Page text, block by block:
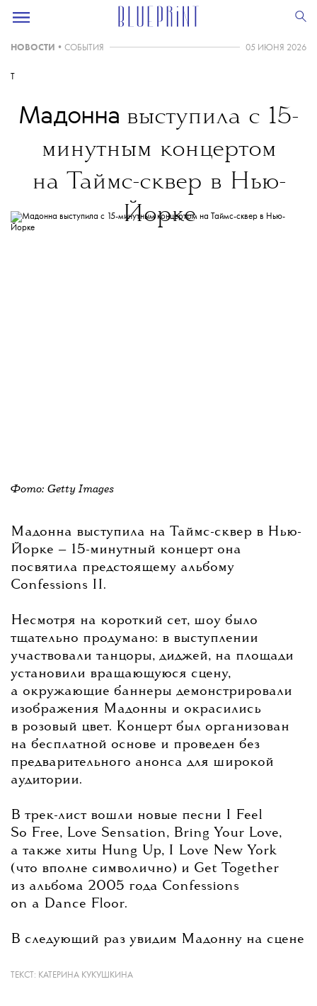
НОВОСТИ • СОБЫТИЯ 05 ИЮНЯ 2026
T
Мадонна выступила с 15-
минутным концертом
на Таймс-сквер в Нью-
Йорке
Фото: Getty Images
Мадонна выступила на Таймс-сквер в Нью-
Йорке — 15-минутный концерт она
посвятила предстоящему альбому
Confessions II.
Несмотря на короткий сет, шоу было
тщательно продумано: в выступлении
участвовали танцоры, диджей, на площади
установили вращающуюся сцену,
а окружающие баннеры демонстрировали
изображения Мадонны и окрасились
в розовый цвет. Концерт был организован
на бесплатной основе и проведен без
предварительного анонса для широкой
аудитории.
В трек-лист вошли новые песни I Feel
So Free, Love Sensation, Bring Your Love,
а также хиты Hung Up, I Love New York
(что вполне символично) и Get Together
из альбома 2005 года Confessions
on a Dance Floor.
В следующий раз увидим Мадонну на сцене
перерыва финального матча чемпионата
ТЕКСТ: КАТЕРИНА КУКУШКИНА